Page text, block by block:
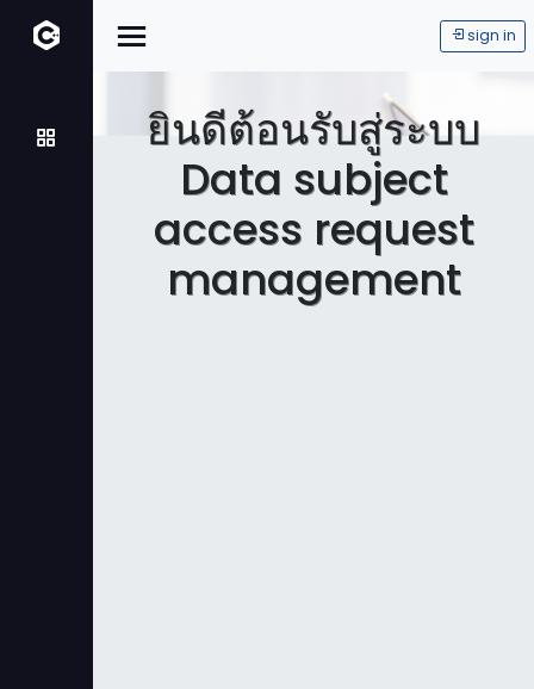
sign in
ยินดีต้อนรับสู่ระบบ
Data subject
access request
management